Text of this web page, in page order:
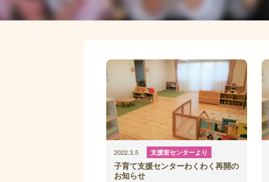
2022.3.5 支援室センターより
子育て支援センターわくわく再開の
お知らせ